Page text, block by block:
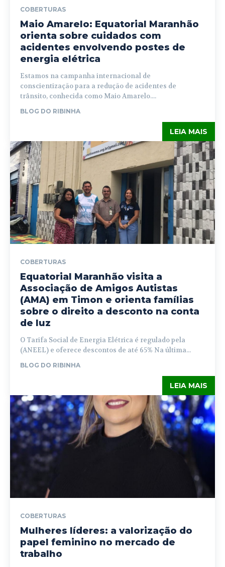
COBERTURAS
Maio Amarelo: Equatorial Maranhão
orienta sobre cuidados com
acidentes envolvendo postes de
energia elétrica
Estamos na campanha internacional de
conscientização para a redução de acidentes de
trânsito, conhecida como Maio Amarelo....
BLOG DO RIBINHA
LEIA MAIS
COBERTURAS
Equatorial Maranhão visita a
Associação de Amigos Autistas
(AMA) em Timon e orienta famílias
sobre o direito a desconto na conta
de luz
O Tarifa Social de Energia Elétrica é regulado pela
(ANEEL) e oferece descontos de até 65% Na última...
BLOG DO RIBINHA
LEIA MAIS
COBERTURAS
Mulheres líderes: a valorização do
papel feminino no mercado de
trabalho